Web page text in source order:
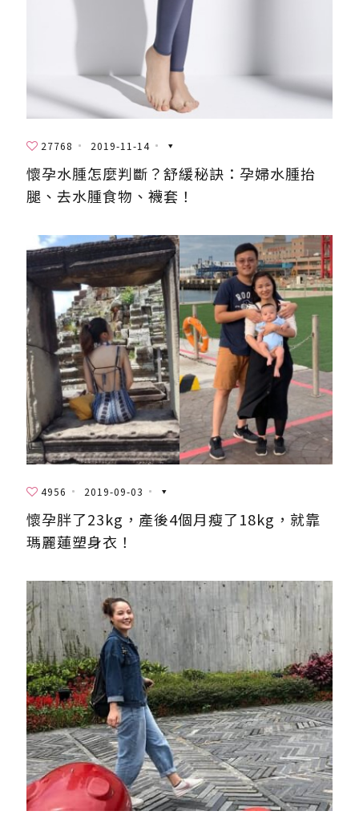
27768 2019-11-14
懷孕水腫怎麼判斷？舒緩秘訣：孕婦水腫抬
腿、去水腫食物、襪套！
4956 2019-09-03
懷孕胖了23kg，產後4個月瘦了18kg，就靠
瑪麗蓮塑身衣！